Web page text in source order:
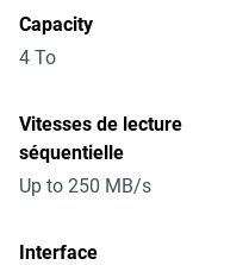
Capacity
4 To
Vitesses de lecture
séquentielle
Up to 250 MB/s
Interface